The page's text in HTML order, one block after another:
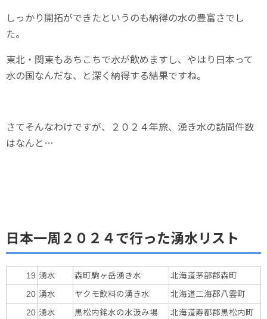
しっかり開拓ができたというのも納得の水の豊富さでし
た。
東北・関東もあちこちで水が飲めますし、やはり日本って
水の国なんだな、と深く納得する結果ですね。
さてそんなわけですが、２０２４年旅、湧き水の訪問件数
はなんと…
日本一周２０２４で行った湧水リスト
19 湧水 森町駒ヶ岳湧き水 北海道茅部郡森町
20 湧水 ヤクモ飲料の湧き水 北海道二海郡八雲町
20 湧水 黒松内銘水の水汲み場 北海道寿都郡黒松内町